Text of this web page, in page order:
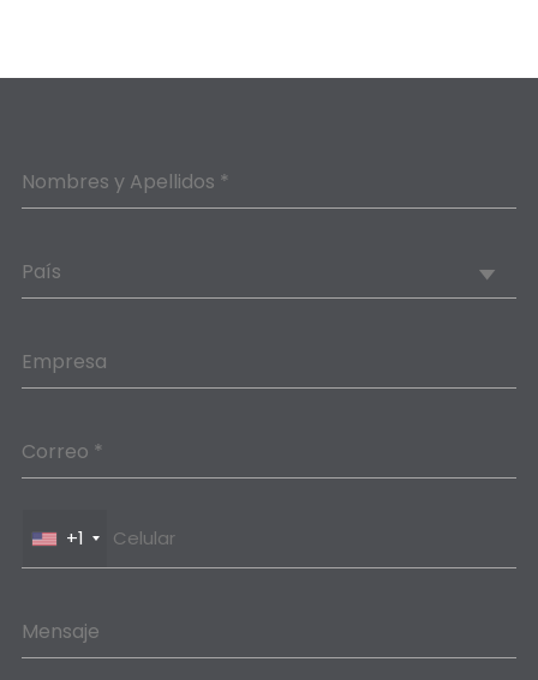
Nombres y Apellidos *
País
Empresa
Correo *
+1
Mensaje